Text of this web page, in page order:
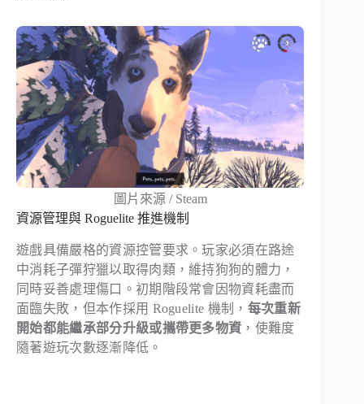
圖片來源 / Steam
資源管理與 Roguelite 推進機制
遊戲具備嚴格的資源控管要求。玩家必須在路途
中消耗子彈狩獵以取得肉類，維持狗狗的體力，
同時妥善處理傷口。初期階段常會因物資耗盡而
面臨失敗，但本作採用 Roguelite 機制， 每次重新
開始都能繼承部分升級或攜帶更多物資 ，使難度
隨著遊玩次數逐漸降低。